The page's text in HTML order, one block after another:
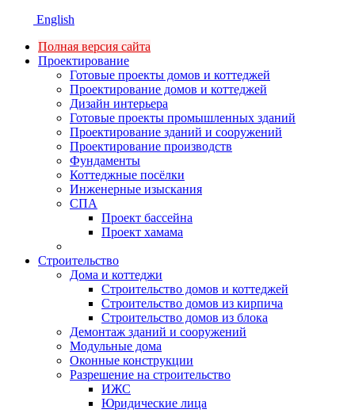
English
Полная версия сайта
Проектирование
Готовые проекты домов и коттеджей
Проектирование домов и коттеджей
Дизайн интерьера
Готовые проекты промышленных зданий
Проектирование зданий и сооружений
Проектирование производств
Фундаменты
Коттеджные посёлки
Инженерные изыскания
СПА
Проект бассейна
Проект хамама
Строительство
Дома и коттеджи
Строительство домов и коттеджей
Строительство домов из кирпича
Строительство домов из блока
Демонтаж зданий и сооружений
Модульные дома
Оконные конструкции
Разрешение на строительство
ИЖС
Юридические лица